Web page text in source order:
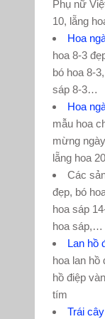
Phụ nữ
10, lẵng
Hoa
hoa 8-3
bó hoa 8-
sáp 8-3…
Hoa
mẫu hoa
mừng
lẵng hoa
Các
đẹp, bó
hoa sáp
hoa sáp,…
Lan hồ
hoa lan hồ
hồ điệp
tím
Trái